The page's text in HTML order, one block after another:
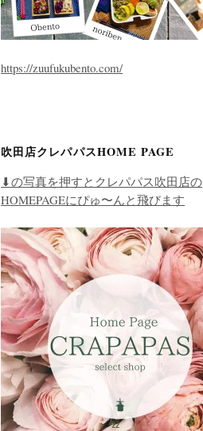
https://zuufukubento.com/
吹田店クレパパスHOME PAGE
⬇︎の写真を押すとクレパパス吹田店の
HOMEPAGEにぴゅ〜んと飛びます